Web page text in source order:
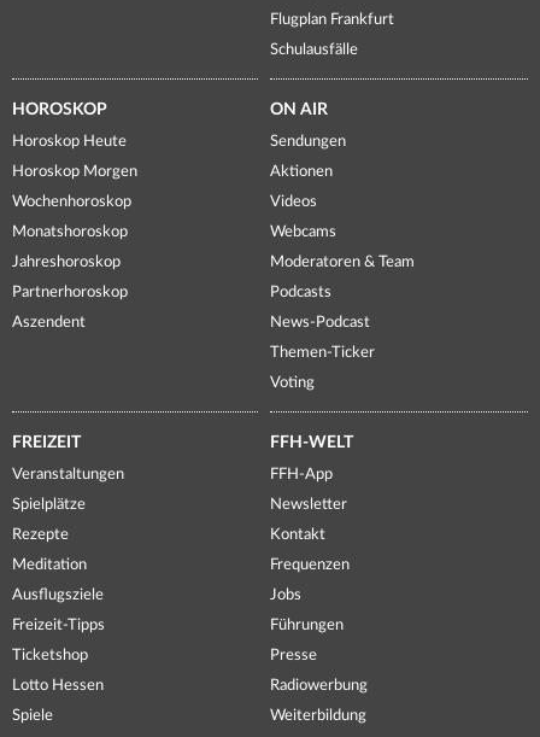
Flugplan Frankfurt
Schulausfälle
HOROSKOP
Horoskop Heute
Horoskop Morgen
Wochenhoroskop
Monatshoroskop
Jahreshoroskop
Partnerhoroskop
Aszendent
ON AIR
Sendungen
Aktionen
Videos
Webcams
Moderatoren & Team
Podcasts
News-Podcast
Themen-Ticker
Voting
FREIZEIT
Veranstaltungen
Spielplätze
Rezepte
Meditation
Ausflugsziele
Freizeit-Tipps
Ticketshop
Lotto Hessen
Spiele
FFH-WELT
FFH-App
Newsletter
Kontakt
Frequenzen
Jobs
Führungen
Presse
Radiowerbung
Weiterbildung